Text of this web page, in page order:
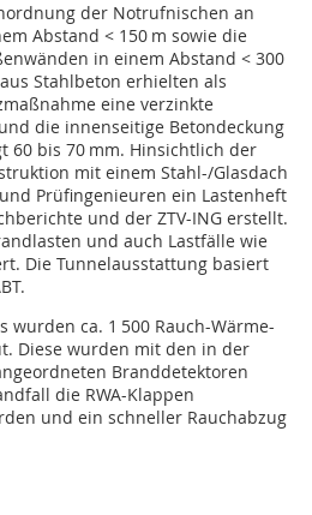
der Notrufnischen an
Abstand < 150 m sowie die
in einem Abstand < 300
Stahlbeton erhiel­ten als
eine verzinkte
die innenseitige Betondeckung
60 bis 70 mm. Hinsichtlich der
mit einem Stahl-/Glasdach
Prüfingenieuren ein Lastenheft
und der ZTV-ING erstellt.
und auch Lastfälle wie
Die Tunnelausstattung basiert
wurden ca. 1 500 Rauch-Wärme-
Diese wurden mit den in der
Branddetektoren
die RWA-Klappen
und ein schneller Rauchabzug